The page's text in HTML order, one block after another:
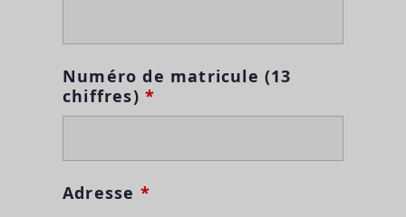
Numéro de matricule (13
chiffres) *
Adresse *